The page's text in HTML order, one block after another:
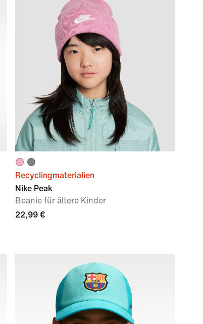
Recyclingmaterialien
Nike Peak
Beanie für ältere Kinder
22,99 €